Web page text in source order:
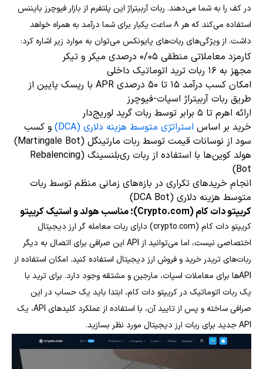
در کف را به شما می‌دهند. ربات آربیتراژ این پلتفرم از بازار فیوچرز بایننس
استفاده می‌کند که هر ۸ ساعت یکبار برای شما درآمد به همراه خواهد
داشت. از ویژگی‌های ربات‌های پایونکس می‌توان به موارد زیر اشاره کرد:
کارمزد معاملاتی منطقی ۰/۰۵ درصدی میکر و تیکر
مجهز به ۱۶ ربات ترید اتوماتیک داخلی
امکان کسب درآمد ۱۵ تا ۵۰ درصدی APR با ریسک پایین از
طریق ربات آربیتراژ اسپات-فیوچرز
ارائه اهرم تا ۵ برابر توسط ربات گرید لوریج‌دار
خرید بر اساس استراتژی متوسط هزینه دلاری (DCA)
و کسب
سود از نوسانات قیمت توسط ربات مارتینگل (Martingale Bot)
هولد کوین‌ها با استفاده از ربات ری‌بلنسینگ (Rebalencing
Bot)
انجام خریدهای تکراری در بازه‌های زمانی منظم توسط ربات
متوسط هزینه دلاری (DCA Bot)
کریپتو دات کام (Crypto.com)؛ مناسب هولد و استیک کریپتو
کریپتو دات کام (crypto.com) دارای ربات معامله گر ارز دیجیتال
اختصاصی نیست، اما می‌توانید از API این صرافی برای اتصال به دیگر
ربات‌های تریدر خرید و فروش ارز دیجیتال استفاده کنید. امکان استفاده از
APIها برای معاملات اسپات، مارجین و مشتقه وجود دارد. برای ترید با
یک ربات اتوماتیک در کریپتو دات کام، ابتدا باید یک حساب در این
صرافی ساخته و پس از تایید آن، با استفاده از عملکرد کلیدهای API، یک
API جدید برای ربات ارز دیجیتال مورد نظر بسازید.